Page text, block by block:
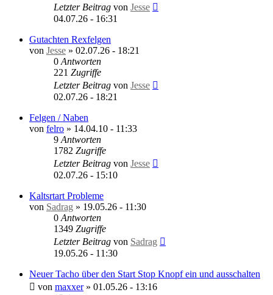
Letzter Beitrag von Jesse
04.07.26 - 16:31
Gutachten Rexfelgen
von Jesse » 02.07.26 - 18:21
0 Antworten
221 Zugriffe
Letzter Beitrag von Jesse
02.07.26 - 18:21
Felgen / Naben
von felro » 14.04.10 - 11:33
9 Antworten
1782 Zugriffe
Letzter Beitrag von Jesse
02.07.26 - 15:10
Kaltsrtart Probleme
von Sadrag » 19.05.26 - 11:30
0 Antworten
1349 Zugriffe
Letzter Beitrag von Sadrag
19.05.26 - 11:30
Neuer Tacho über den Start Stop Knopf ein und ausschalten
von maxxer» 01.05.26 - 13:16